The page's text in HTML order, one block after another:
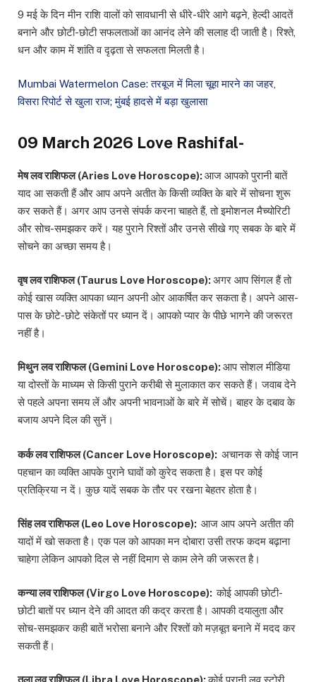
9 मई के दिन मीन राशि वालों को सावधानी से धीरे-धीरे आगे बढ़ने, हेल्दी आदतें
बनाने और छोटी-छोटी सफलताओं का आनंद लेने की सलाह दी जाती है। रिश्ते,
धन और काम में शांति व दृढ़ता से सफलता मिलती है।
Mumbai Watermelon Case: तरबूज में मिला चूहा मारने का जहर,
विसरा रिपोर्ट से खुला राज; मुंबई हादसे में बड़ा खुलासा
09 March 2026 Love Rashifal-
मेष लव राशिफल (Aries Love Horoscope):आज आपको पुरानी बातें
याद आ सकती हैं और आप अपने अतीत के किसी व्यक्ति के बारे में सोचना शुरू
कर सकते हैं। अगर आप उनसे संपर्क करना चाहते हैं, तो इमोशनल मैच्योरिटी
और सोच-समझकर करें। यह पुराने रिश्तों और उनसे सीखे गए सबक के बारे में
सोचने का अच्छा समय है।
वृष लव राशिफल (Taurus Love Horoscope):अगर आप सिंगल हैं तो
कोई खास व्यक्ति आपका ध्यान अपनी ओर आकर्षित कर सकता है। अपने आस-
पास के छोटे-छोटे संकेतों पर ध्यान दें। आपको प्यार के पीछे भागने की जरूरत
नहीं है।
मिथुन लव राशिफल (Gemini Love Horoscope):आप सोशल मीडिया
या दोस्तों के माध्यम से किसी पुराने करीबी से मुलाकात कर सकते हैं। जवाब देने
से पहले अपना समय लें और अपनी भावनाओं के बारे में सोचें। बाहर के दबाव के
बजाय अपने दिल की सुनें।
कर्क लव राशिफल (Cancer Love Horoscope): अचानक से कोई जान
पहचान का व्यक्ति आपके पुराने घावों को कुरेद सकता है। इस पर कोई
प्रतिक्रिया न दें। कुछ यादें सबक के तौर पर रखना बेहतर होता है।
सिंह लव राशिफल (Leo Love Horoscope): आज आप अपने अतीत की
यादों में खो सकता है। एक पल को आपका मन दोबारा उसी तरफ कदम बढ़ाना
चाहेगा लेकिन आपको दिल से नहीं दिमाग से काम लेने की जरूरत है।
कन्या लव राशिफल (Virgo Love Horoscope):कोई आपकी छोटी-
छोटी बातों पर ध्यान देने की आदत की कद्र करता है। आपकी दयालुता और
सोच-समझकर कही बातें भरोसा बनाने और रिश्तों को मज़बूत बनाने में मदद कर
सकती हैं।
तुला लव राशिफल (Libra Love Horoscope):कोई पुरानी लव स्टोरी